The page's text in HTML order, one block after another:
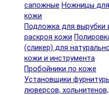
сапожные Ножницы для
кожи
Подложка для вырубки
раскроя кожи
(сликер) для
кожи и инструмента
Пробойники по коже
Установщики
люверсов, хольнитенов,